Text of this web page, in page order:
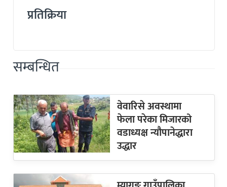
प्रतिक्रिया
सम्बन्धित
वेवारिसे अवस्थामा
फेला परेका मिजारको
वडाध्यक्ष न्यौपानेद्धारा
उद्धार